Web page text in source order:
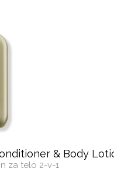
& Body
za telo 2-v-1